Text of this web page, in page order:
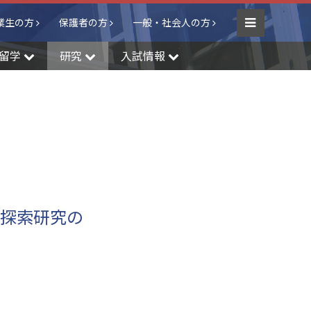
Menu
生の方 保護者の方 一般・社会人の方
学 研究 入試情報
索研究の